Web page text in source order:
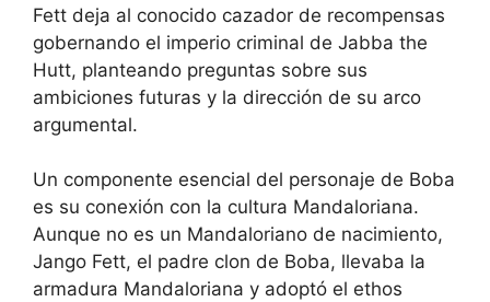
Fett deja al conocido cazador de recompensas
gobernando el imperio criminal de Jabba the
Hutt, planteando preguntas sobre sus
ambiciones futuras y la dirección de su arco
argumental.
Un componente esencial del personaje de Boba
es su conexión con la cultura Mandaloriana.
Aunque no es un Mandaloriano de nacimiento,
Jango Fett, el padre clon de Boba, llevaba la
armadura Mandaloriana y adoptó el ethos